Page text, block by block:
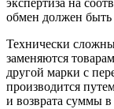
экспертиза на
обмен должен быть
Технически
заменяются
другой марки с
производится
и возврата суммы в